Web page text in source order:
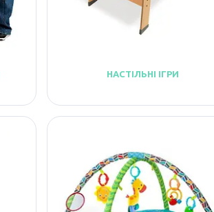
НАСТІЛЬНІ ІГРИ